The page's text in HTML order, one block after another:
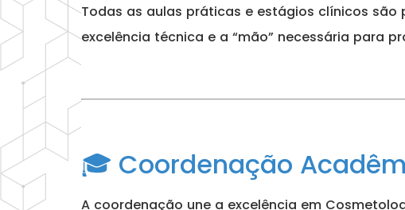
Todas as aulas práticas e estágios clínicos são
excelência técnica e a “mão” necessária para
🎓 Coordenação
A coordenação une a excelência em